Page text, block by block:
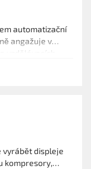
automatizační
angažuje v
vzdělávacích
kompresory,